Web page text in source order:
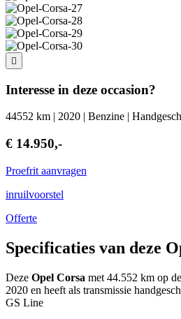
Interesse in deze occasion?
44552 km | 2020 | Benzine |
€ 14.950,-
Proefrit aanvragen
inruilvoorstel
Offerte
Specificaties van deze
Deze Opel Corsa met 44.552 km op
2020 en heeft als transmissie
GS Line